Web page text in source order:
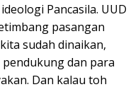
Pancasila. UUD
pasangan
sudah dinaikan,
dan para
Dan kalau toh